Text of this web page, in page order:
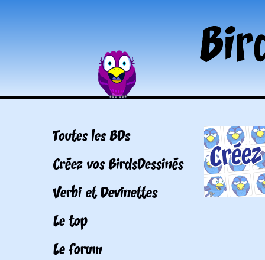
Toutes les BDs
Créez vos BirdsDessinés
Verbi et Devinettes
Le top
Le forum